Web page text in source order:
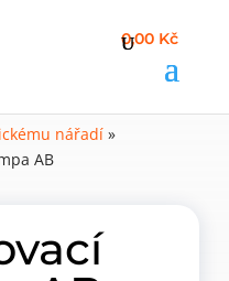
0,00 Kč
nářadí»
AB